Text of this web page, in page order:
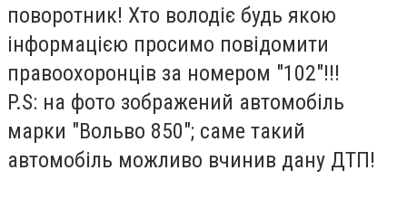
поворотник! Хто володіє будь якою
інформацією просимо повідомити
правоохоронців за номером "102"!!!
P.S: на фото зображений автомобіль
марки "Вольво 850"; саме такий
автомобіль можливо вчинив дану ДТП!